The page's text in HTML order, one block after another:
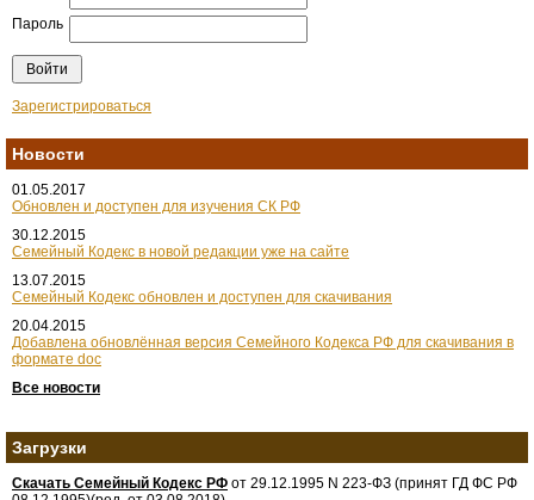
Пароль
Зарегистрироваться
Новости
01.05.2017
Обновлен и доступен для изучения СК РФ
30.12.2015
Семейный Кодекс в новой редакции уже на сайте
13.07.2015
Семейный Кодекс обновлен и доступен для скачивания
20.04.2015
Добавлена обновлённая версия Семейного Кодекса РФ для скачивания в
формате doc
Все новости
Загрузки
Скачать Семейный Кодекс РФ от 29.12.1995 N 223-ФЗ (принят ГД ФС РФ